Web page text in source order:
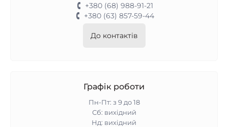
+380 (68) 988-91-21
+380 (63) 857-59-44
До контактів
Графік роботи
Пн-Пт: з 9 до 18
Сб: вихідний
Нд: вихідний